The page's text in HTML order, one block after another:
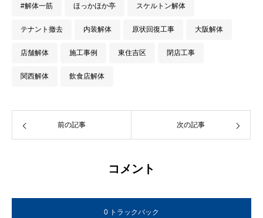
#解体一筋 ほっかほか亭 スケルトン解体
テナント撤去 内装解体 原状回復工事 大阪解体
店舗解体 施工事例 東住吉区 閉店工事
関西解体 飲食店解体
前の記事 次の記事
コメント
0 トラックバック